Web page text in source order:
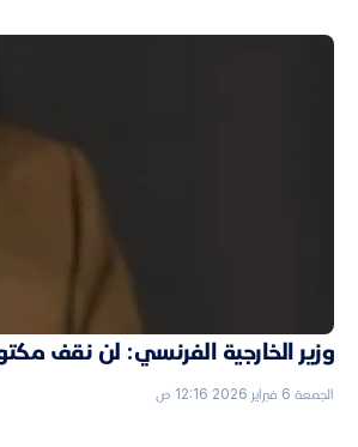
وزير الخارجية الفرنسي: لن نقف
الجمعة 6 فبراير 2026 12:16 ص